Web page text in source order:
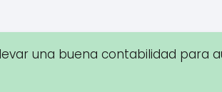
una buena contabilidad para